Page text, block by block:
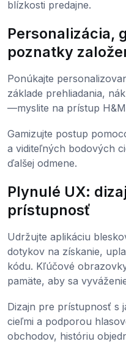
blízkosti predajne.
Personalizácia,
poznatky
Ponúkajte
základe prehliadania,
—myslite na prístup
Gamizujte postup
a viditeľných bodových
ďalšej odmene.
Plynulé UX:
prístupnosť
Udržujte aplikáciu
dotykov na získanie,
kódu. Kľúčové
pamäte, aby sa
Dizajn pre prístupnosť s
cieľmi a podporou
obchodov, históriu